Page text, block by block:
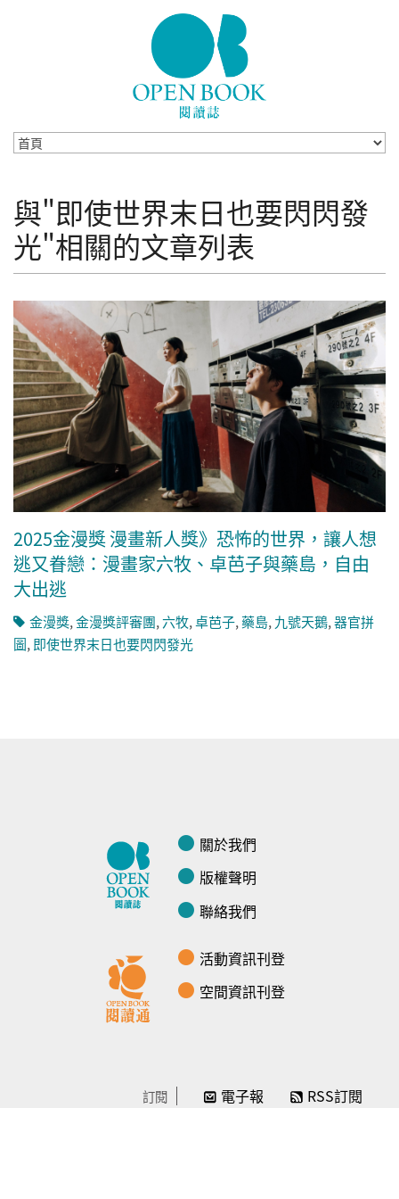
與"即使世界末日也要閃閃發
光"相關的文章列表
2025金漫獎 漫畫新人獎》恐怖的世界，讓人想
逃又眷戀：漫畫家六牧、卓芭子與藥島，自由
大出逃
金漫獎,金漫獎評審團,六牧,卓芭子,藥島,九號天鵝,器官拼
圖,即使世界末日也要閃閃發光
關於我們
版權聲明
聯絡我們
活動資訊刊登
空間資訊刊登
訂閱 電子報 RSS訂閱